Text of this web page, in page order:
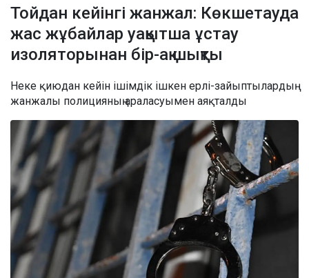
Тойдан кейінгі жанжал: Көкшетауда
жас жұбайлар уақытша ұстау
изоляторынан бір-ақ шықты
Неке қиюдан кейін ішімдік ішкен ерлі-зайыптылардың
жанжалы полицияның араласуымен аяқталды